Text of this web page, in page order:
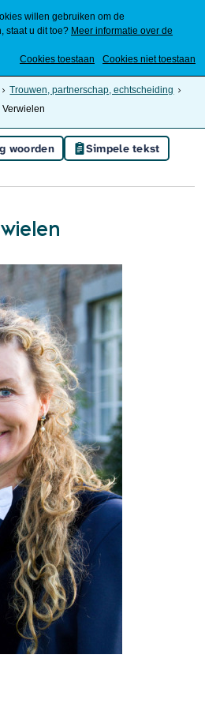
willen gebruiken om de
staat u dit toe? Meer informatie over de
Cookies toestaan
Cookies niet toestaan
Trouwen, partnerschap, echtscheiding
Verwielen
woorden Simpele tekst